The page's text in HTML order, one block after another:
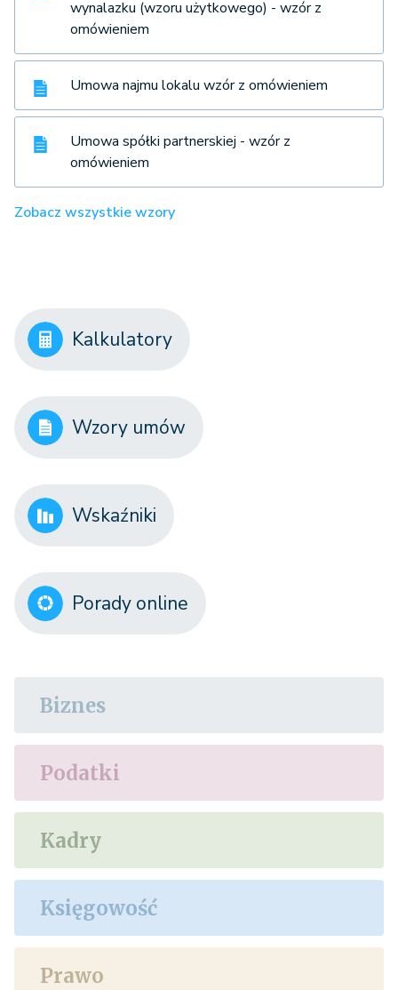
wynalazku (wzoru użytkowego) - wzór z
omówieniem
Umowa najmu lokalu wzór z omówieniem
Umowa spółki partnerskiej - wzór z
omówieniem
Zobacz wszystkie wzory
Kalkulatory
Wzory umów
Wskaźniki
Porady online
Biznes
Podatki
Kadry
Księgowość
Prawo